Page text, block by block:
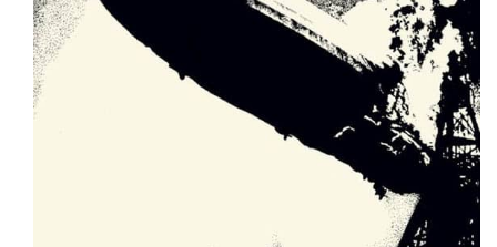
format_underlined הוסף קו תחתון לקישורים
font_download
סמן קישורים
לאפס
את